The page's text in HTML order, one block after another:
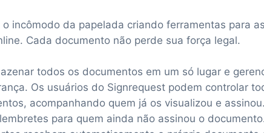
o incômodo da papelada criando ferramentas para
Cada documento não perde sua força legal.
todos os documentos em um só lugar e
Os usuários do Signrequest podem controlar
acompanhando quem já os visualizou e
para quem ainda não assinou o